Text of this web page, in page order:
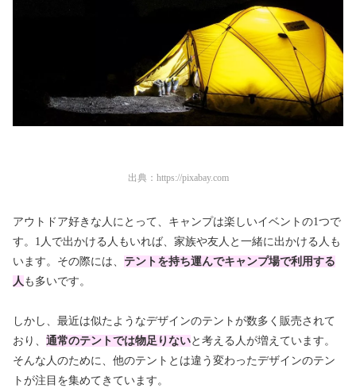
出典： https://pixabay.com
アウトドア好きな人にとって、キャンプは楽しいイベントの1つで
す。1人で出かける人もいれば、家族や友人と一緒に出かける人も
います。その際には、 テントを持ち運んでキャンプ場で利用する
人 も多いです。
しかし、最近は似たようなデザインのテントが数多く販売されて
おり、 通常のテントでは物足りないと考える人が増えています。
そんな人のために、他のテントとは違う変わったデザインのテン
トが注目を集めてきています。